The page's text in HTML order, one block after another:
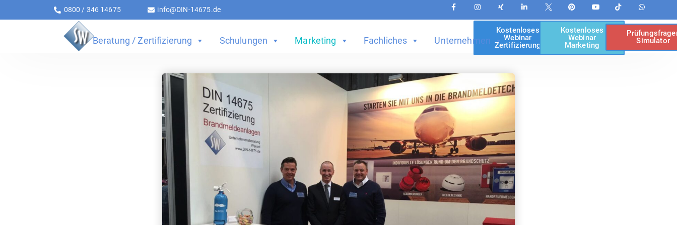
0800 / 346 14675 info@DIN-14675.de
Beratung / Zertifizierung Schulungen Marketing Fachliches Unternehmen
Kostenloses
Webinar
Zertifizierung
Kostenloses
Webinar
Marketing
Simulator